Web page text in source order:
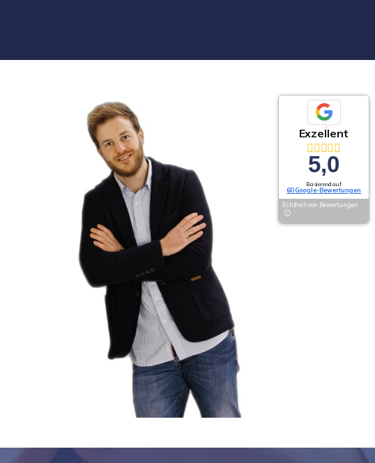
Exzellent
5,0
Basierend auf
60 Google-Bewertungen
Echtheit von Bewertungen